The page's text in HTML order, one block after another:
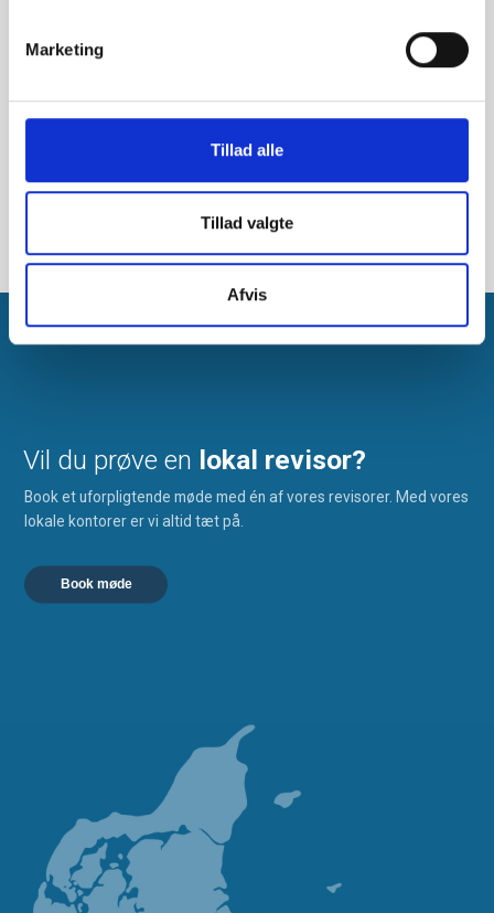
Marketing
Tillad alle
Tillad valgte
Afvis
Vil du prøve en lokal revisor?
Book et uforpligtende møde med én af vores revisorer. Med vores
lokale kontorer er vi altid tæt på.
Book møde